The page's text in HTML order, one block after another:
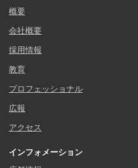
概要
会社概要
採用情報
教育
プロフェッショナル
広報
アクセス
インフォメーション